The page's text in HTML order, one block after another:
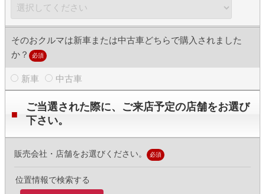
そのおクルマは新車または中古車どちらで購入されました
か？
必須
新車 中古車
ご当選された際に、ご来店予定の店舗をお選び
下さい。
販売会社・店舗をお選びください。 必須
位置情報で検索する